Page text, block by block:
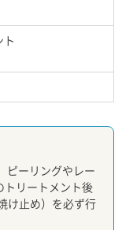
ピーリングやレー
トリートメント後
け止め）を必ず行